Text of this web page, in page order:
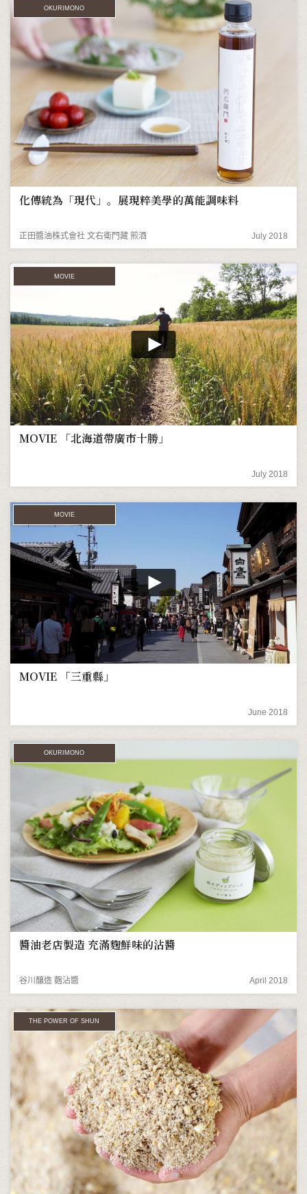
OKURIMONO
化傳統為「現代」。展現粹美學的萬能調味料
正田醬油株式會社 文右衛門藏 煎酒 July 2018
MOVIE
MOVIE 「北海道帶廣市十勝」
July 2018
MOVIE
MOVIE 「三重縣」
June 2018
OKURIMONO
醬油老店製造 充滿麴鮮味的沾醬
谷川釀造 麴沾醬 April 2018
THE POWER OF SHUN